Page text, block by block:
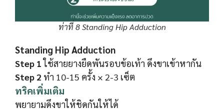
ท่าที่ 8 Standing Hip Adduction
Standing Hip Adduction
Step 1ใช้สายยางยืดพันรอบข้อเท้า ดึงขาเข้าหากัน
Step 2 ทำ 10-15 ครั้ง × 2-3 เซ็ต
ทริคเพิ่มเติม
พยายามดึงขาให้ชิดกันให้ได้